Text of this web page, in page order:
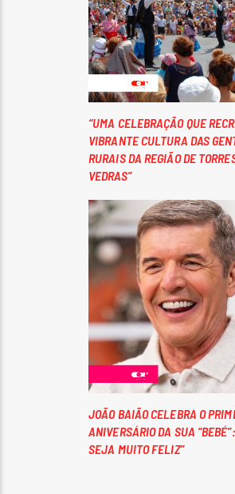
“UMA CELEBRAÇÃO QUE
VIBRANTE CULTURA DAS
RURAIS DA REGIÃO DE
VEDRAS”
JOÃO BAIÃO CELEBRA O
ANIVERSÁRIO DA SUA
SEJA MUITO FELIZ”